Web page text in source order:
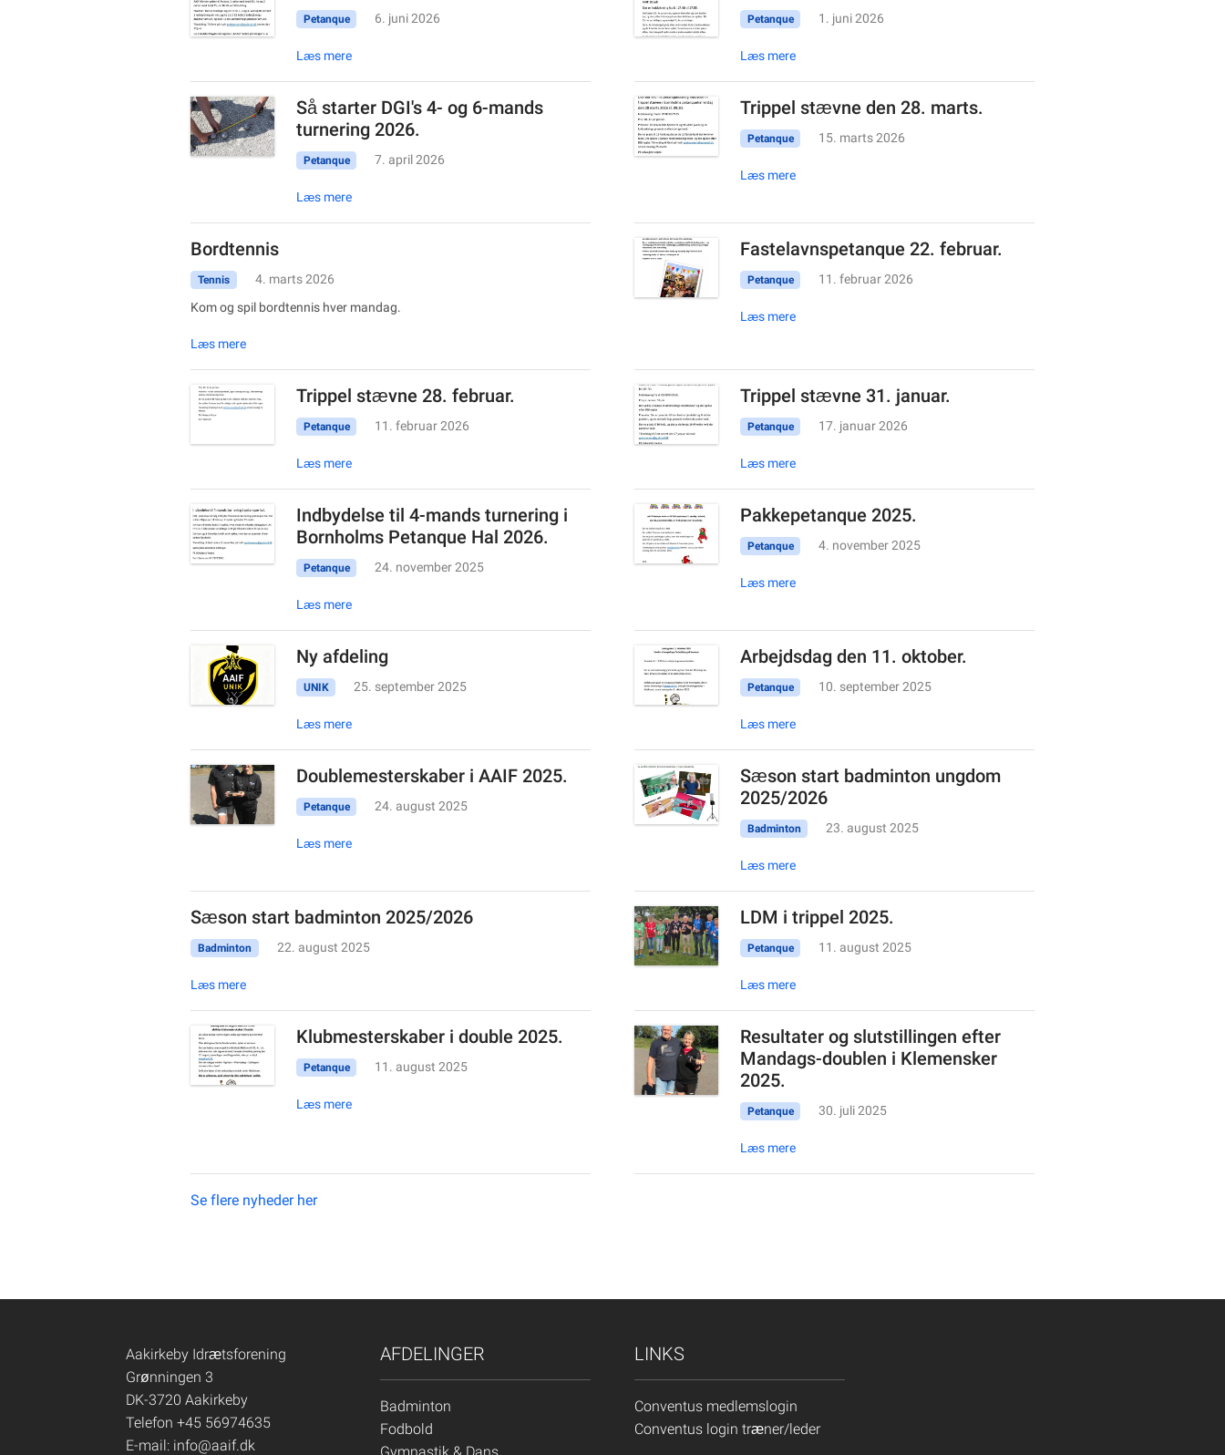
Petanque 6. juni 2026
Læs mere
Petanque 1. juni 2026
Læs mere
Så starter DGI's 4- og 6-mands
turnering 2026.
Petanque 7. april 2026
Læs mere
Trippel stævne den 28. marts.
Petanque 15. marts 2026
Læs mere
Bordtennis
Tennis
4. marts 2026
Kom og spil bordtennis hver mandag.
Læs mere
Fastelavnspetanque 22. februar.
Petanque 11. februar 2026
Læs mere
Trippel stævne 28. februar.
Petanque 11. februar 2026
Læs mere
Trippel stævne 31. januar.
Petanque 17. januar 2026
Læs mere
Indbydelse til 4-mands turnering i
Bornholms Petanque Hal 2026.
Petanque 24. november 2025
Læs mere
Pakkepetanque 2025.
Petanque 4. november 2025
Læs mere
Ny afdeling
UNIK 25. september 2025
Læs mere
Arbejdsdag den 11. oktober.
Petanque 10. september 2025
Læs mere
Doublemesterskaber i AAIF 2025.
Petanque 24. august 2025
Læs mere
Sæson start badminton ungdom
2025/2026
Badminton 23. august 2025
Læs mere
Sæson start badminton 2025/2026
Badminton 22. august 2025
Læs mere
LDM i trippel 2025.
Petanque 11. august 2025
Læs mere
Klubmesterskaber i double 2025.
Petanque 11. august 2025
Læs mere
Resultater og slutstillingen efter
Mandags-doublen i Klemensker
2025.
Petanque 30. juli 2025
Læs mere
Se flere nyheder her
Aakirkeby Idrætsforening
Grønningen 3
DK-3720 Aakirkeby
Telefon +45 56974635
E-mail: info@aaif.dk
AFDELINGER
Badminton
Fodbold
LINKS
Conventus medlemslogin
Conventus login træner/leder